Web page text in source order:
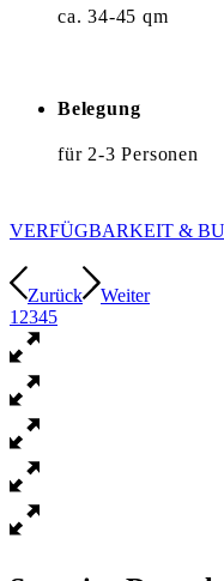
ca. 34-45 qm
Belegung
für 2-3 Personen
VERFÜGBARKEIT &
Zurück
Weiter
1 2345